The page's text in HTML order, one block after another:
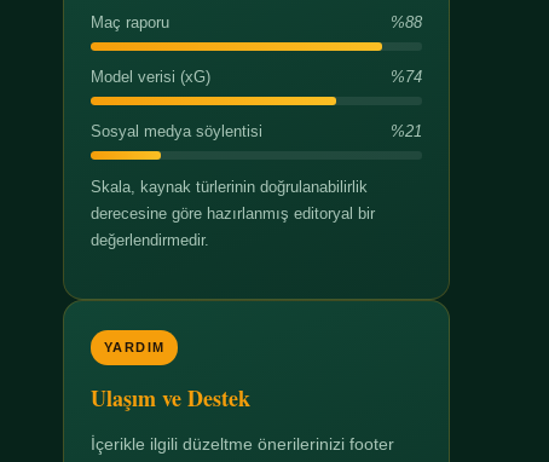
Maç raporu %88
Model verisi (xG) %74
Sosyal medya söylentisi %21
Skala, kaynak türlerinin doğrulanabilirlik
derecesine göre hazırlanmış editoryal bir
değerlendirmedir.
YARDIM
Ulaşım ve Destek
İçerikle ilgili düzeltme önerilerinizi footer